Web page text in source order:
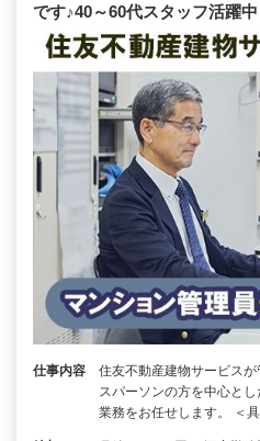
です♪40～60代スタッフ活躍中
仕事内容
住友不動産建物サービス
スパーソンの方を中心と
業務をお任せします。 ＜